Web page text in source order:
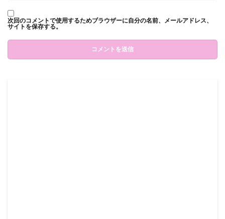
次回のコメントで使用するためブラウザーに自分の名前、メールアドレス、
サイトを保存する。